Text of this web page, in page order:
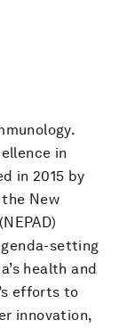
in
in 2015 by
New
setting
health and
efforts to
innovation,